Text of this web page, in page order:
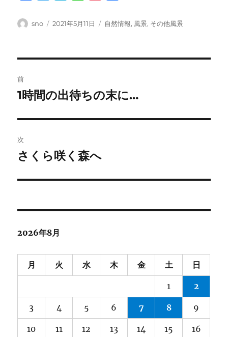
c
o
i
e
t
a
n
c
t
投
sno
投
2021年5月11日
カ
自然情報, 風景, その他風景
稿
ビ
ゲ
ー
ン
前
前
投
稿:
1時間の出待ちの末に…
次
次
投
さくら咲く森へ
2026年8月
月 火 水 木 金 土 日
1 2
3 4 5 6 7 8 9
10 11 12 13 14 15 16